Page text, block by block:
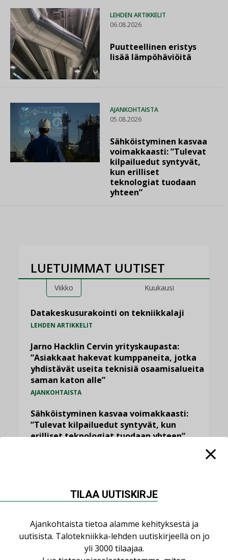
LEHDEN ARTIKKELIT
06.08.2026
Puutteellinen eristys
lisää lämpöhäviöitä
AJANKOHTAISTA
05.08.2026
Sähköistyminen kasvaa
voimakkaasti: ”Tulevat
kilpailuedut syntyvät,
kun erilliset
teknologiat tuodaan
yhteen”
LUETUIMMAT UUTISET
Viikko Kuukausi
Datakeskusurakointi on tekniikkalaji
LEHDEN ARTIKKELIT
Jarno Hacklin Cervin yrityskaupasta:
”Asiakkaat hakevat kumppaneita, jotka
yhdistävät useita teknisiä osaamisalueita
saman katon alle”
AJANKOHTAISTA
Sähköistyminen kasvaa voimakkaasti:
”Tulevat kilpailuedut syntyvät, kun
erilliset teknologiat tuodaan yhteen”
LEHDEN ARTIKKELIT,TILAAJILLE
LEHDEN ARTIKKELIT
KATSO KAIKKI
TILAA UUTISKIRJE
Ajankohtaista tietoa alamme kehityksestä ja
uutisista. Talotekniikka-lehden uutiskirjeellä on jo
yli 3000 tilaajaa.